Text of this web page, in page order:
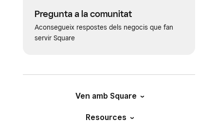
Pregunta a la comunitat
Aconsegueix respostes dels negocis que fan
servir Square
Ven amb Square
Resources